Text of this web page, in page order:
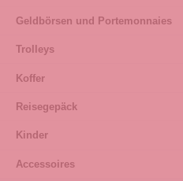
Geldbörsen und Portemonnaies
Trolleys
Koffer
Reisegepäck
Kinder
Accessoires